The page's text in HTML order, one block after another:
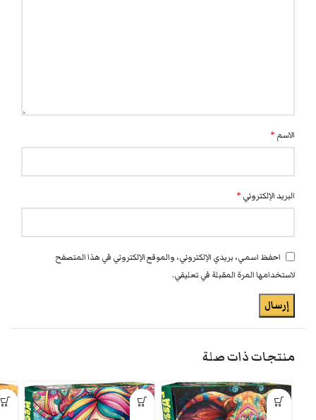
الاسم *
البريد الإلكتروني *
احفظ اسمي، بريدي الإلكتروني، والموقع الإلكتروني في هذا المتصفح
لاستخدامها المرة المقبلة في تعليقي.
منتجات ذات صلة